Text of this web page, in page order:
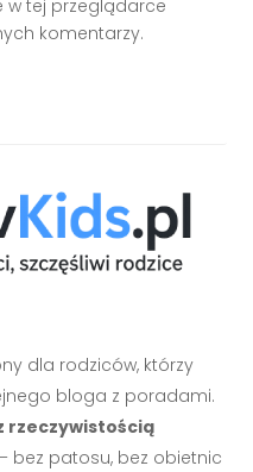
tej przeglądarce
komentarzy.
dla rodziców, którzy
bloga z poradami.
rzeczywistością
– bez patosu, bez obietnic